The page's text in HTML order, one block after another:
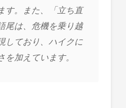
す。また、「立ち直
尾は、危機を乗り越
しており、ハイクに
を加えています。